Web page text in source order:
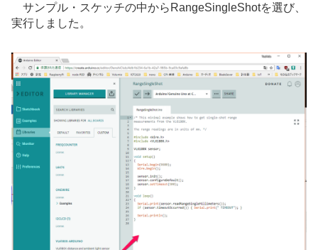
サンプル・スケッチの中からRangeSingleShotを選び、
実行しました。